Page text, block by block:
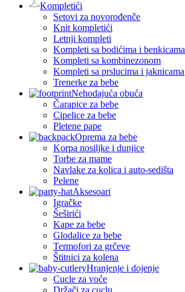
Kompletići
Setovi za novorođenče
Knit kompletići
Letnji kompleti
Kompleti sa bodićima i benkicama
Kompleti sa kombinezonom
Kompleti sa prslucima i jaknicama
Trenerke za bebe
Nehodajuća obuća
Čarapice za bebe
Cipelice za bebe
Pletene pape
Oprema za bebe
Korpa nosiljke i dunjice
Torbe za mame
Navlake za kolica i auto-sedišta
Pelene
Aksesoari
Igračke
Šeširići
Kape za bebe
Glodalice za bebe
Termofori za grčeve
Štitnici za kolena
Hranjenje i dojenje
Cucle za voće
Držači za cuclu